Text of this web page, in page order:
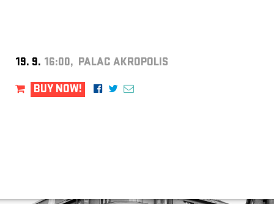
19. 9. 16:00, PALAC AKROPOLIS
BUY NOW!